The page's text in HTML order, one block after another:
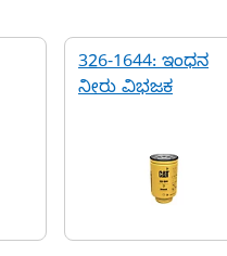
326-1644: ಇಂಧನ
ನೀರು ವಿಭಜಕ